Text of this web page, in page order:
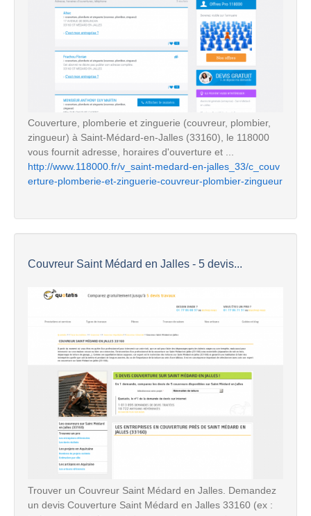
Couverture, plomberie et zinguerie (couvreur, plombier,
zingueur) à Saint-Médard-en-Jalles (33160), le 118000
vous fournit adresse, horaires d'ouverture et ...
http://www.118000.fr/v_saint-medard-en-jalles_33/c_couv
erture-plomberie-et-zinguerie-couvreur-plombier-zingueur
Couvreur Saint Médard en Jalles - 5 devis...
Trouver un Couvreur Saint Médard en Jalles. Demandez
un devis Couverture Saint Médard en Jalles 33160 (ex :